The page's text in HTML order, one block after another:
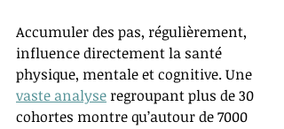
Accumuler des pas, régulièrement,
influence directement la santé
physique, mentale et cognitive. Une
vaste analyse regroupant plus de 30
cohortes montre qu’autour de 7000